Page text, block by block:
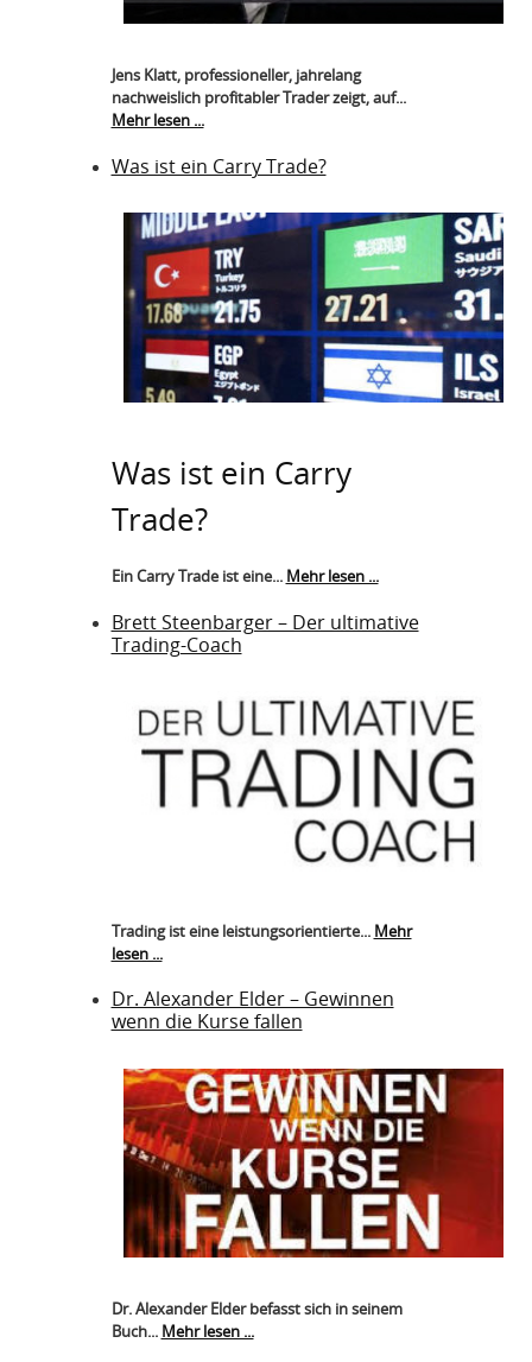
Jens Klatt, professioneller, jahrelang
nachweislich profitabler Trader zeigt, auf...
Mehr lesen ...
Was ist ein Carry Trade?
Was ist ein Carry
Trade?
Ein Carry Trade ist eine... Mehr lesen ...
Brett Steenbarger – Der ultimative
Trading-Coach
Trading ist eine leistungsorientierte... Mehr
lesen ...
Dr. Alexander Elder – Gewinnen
wenn die Kurse fallen
Dr. Alexander Elder befasst sich in seinem
Buch... Mehr lesen ...